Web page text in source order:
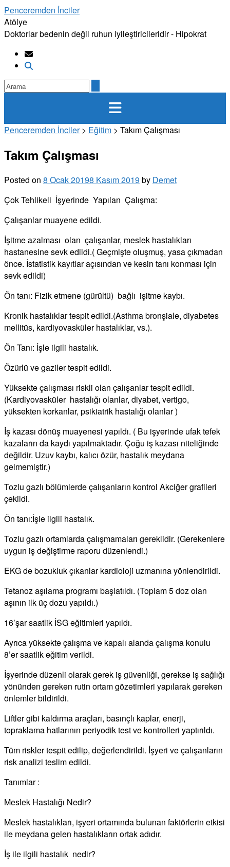
Skip
to
content
Penceremden İnciler
Atölye
Doktorlar bedenin değil ruhun iyileştiricileridir - Hipokrat
Penceremden İnciler> Eğitim > Takım Çalışması
Takım Çalışması
Posted on 8 Ocak 20198 Kasım 2019 by Demet
Çok Tehlikeli İşyerinde Yapılan Çalışma:
Çalışanlar muayene edildi.
İşitme azalması olan çalışanlar, meslek hastalıkları
hastanesine sevk edildi.( Geçmişte oluşmuş, yasa çıkmadan
önce. İstatistik kayıtlar açısından ve kesin tanı konması için
sevk edildi)
Ön tanı: Fizik etmene (gürültü) bağlı işitme kaybı.
Kronik hastalıklar tespit edildi.(Asthma bronşiale, diyabetes
mellitüs, kardiyovasküler hastalıklar, vs.).
Ön Tanı: İşle ilgili hastalık.
Özürlü ve gaziler tespit edildi.
Yüksekte çalışması riskli olan çalışanlar tespit edildi.
(Kardiyovasküler hastalığı olanlar, diyabet, vertigo,
yüksekten korkanlar, psikiatrik hastalığı olanlar )
İş kazası dönüş muayenesi yapıldı. ( Bu işyerinde ufak tefek
kazaların da kaydı yapılmaktadır. Çoğu iş kazası niteliğinde
değildir. Uzuv kaybı, kalıcı özür, hastalık meydana
gelmemiştir.)
Tozlu gazlı bölümlerde çalışanların kontrol Akciğer grafileri
çekildi.
Ön tanı:İşle ilgili hastalık.
Tozlu gazlı ortamlarda çalışmamaları gereklidir. (Gerekenlere
uygun iş değiştirme raporu düzenlendi.)
EKG de bozukluk çıkanlar kardioloji uzmanına yönlendirildi.
Tetanoz aşılama programı başlatıldı. (Toplam 5 doz olan
aşının ilk üç dozu yapıldı.)
16’şar saatlik İSG eğitimleri yapıldı.
Ayrıca yüksekte çalışma ve kapalı alanda çalışma konulu
8’er saatlik eğitim verildi.
İşyerinde düzenli olarak gerek iş güvenliği, gerekse iş sağlığı
yönünden gereken rutin ortam gözetimleri yapılarak gereken
önlemler bildirildi.
Liftler gibi kaldırma araçları, basınçlı kaplar, enerji,
topraklama hatlarının periyodik test ve kontrolleri yaptırıldı.
Tüm riskler tespit edilip, değerlendirildi. İşyeri ve çalışanların
risk analizi teslim edildi.
Tanımlar :
Meslek Hastalığı Nedir?
Meslek hastalıkları, işyeri ortamında bulunan faktörlerin etkisi
ile meydana gelen hastalıkların ortak adıdır.
İş ile ilgili hastalık nedir?